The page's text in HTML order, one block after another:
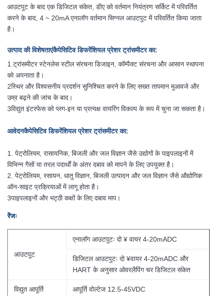
आउटपुट के बाद एक डिजिटल संकेत, डीए को वर्तमान नियंत्रण सर्किट में परिवर्तित
करने के बाद, 4 ~ 20mA एनालॉग वर्तमान सिग्नल आउटपुट में परिवर्तित किया जाता
है।
उत्पाद की विशेषताएंकैपेसिटिव डिफरेंशियल प्रेशर ट्रांसमीटर का:
1. ट्रांसमीटर स्टेनलेस स्टील संरचना डिजाइन, कॉम्पैक्ट संरचना और आसान स्थापना
को अपनाता है।
2स्थिर और विश्वसनीय प्रदर्शन सुनिश्चित करने के लिए सख्त तापमान मुआवजे और
उम्र बढ़ने की जांच के बाद।
3विद्युत इंटरफेस को प्लग-इन या प्रत्यक्ष वायरिंग विकल्प के रूप में चुना जा सकता है।
आवेदनकैपेसिटिव डिफरेंशियल प्रेशर ट्रांसमीटर का:
1. पेट्रोलियम, रासायनिक, बिजली और जल विज्ञान जैसे उद्योगों के पाइपलाइनों में
विभिन्न गैसों या तरल पदार्थों के अंतर दबाव को मापने के लिए उपयुक्त है।
2. पेट्रोलियम, रसायन, धातु विज्ञान, बिजली उत्पादन और जल विज्ञान जैसे औद्योगिक
ऑन-साइट प्रक्रियाओं में लागू होता है।
3पाइपलाइनों और भट्ठी कक्षों के लिए दबाव माप।
रेंजः
आउटपुट
एनालॉग आउटपुटः दो ¥ वायर 4-20mADC
डिजिटल आउटपुटः दो ¥वायर 4-20mADC और
HART के अनुसार ओवरलैपिंग चर डिजिटल संकेत
विद्युत आपूर्ति आपूर्ति वोल्टेज 12.5-45VDC